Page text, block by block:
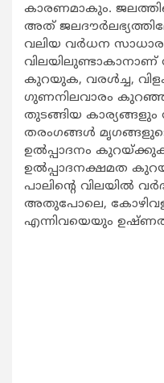
കാരണമാകും.
അത്
വലിയ വര്‍ധന
വിലയിലുണ്ടാകാനാണ്
കുറയുക, വരള്‍ച്ച,
ഗുണനിലവാരം
തുടങ്ങിയ കാര്യങ്ങളും
തരംഗങ്ങള്‍ മൃഗങ്ങളുടെ
ഉല്‍പ്പാദനം
ഉല്‍പ്പാദനക്ഷമത
പാലിന്റെ വിലയില്‍
അതുപോലെ,
എന്നിവയെയും